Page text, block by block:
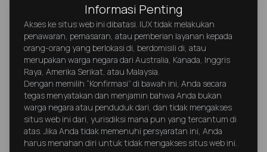
keseluruhan.
Tetapkan Stop Loss dan Target
Keuntungan
Tentukan batas yang jelas untuk kerugian
maksimum dan keuntungan yang diinginkan di
seluruh akun Anda. Ini membantu melindungi
portofolio Anda dari penurunan berkepanjangan
dan kerugian yang tidak terkendali.
Informasi Penting
Akses ke situs web ini dibatasi. IUX tidak melakukan
penawaran, pemasaran, atau pemberian layanan kepada
orang-orang yang berlokasi di, berdomisili di, atau
merupakan warga negara dari Australia, Kanada, Inggris
Raya, Amerika Serikat, atau Malaysia.
Dengan memilih “Konfirmasi” di bawah ini, Anda secara
tegas menyatakan dan menjamin bahwa Anda bukan
warga negara atau penduduk dari, dan tidak mengakses
situs web ini dari, yurisdiksi mana pun yang tercantum di
atas. Jika Anda tidak memenuhi persyaratan ini, Anda
harus menahan diri untuk tidak mengakses situs web ini.